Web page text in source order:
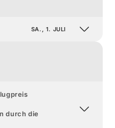
SA., 1. JULI
durch die